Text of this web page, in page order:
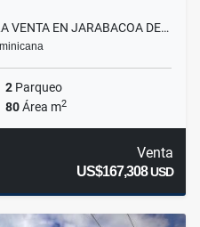
VENTA EN JARABACOA DE…
2 Parqueo
80Área m2
Venta
US$167,308USD